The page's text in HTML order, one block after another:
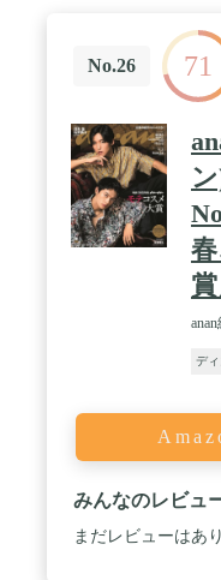
No.26 71
デ
みんなのレビュ
まだレビューはあ